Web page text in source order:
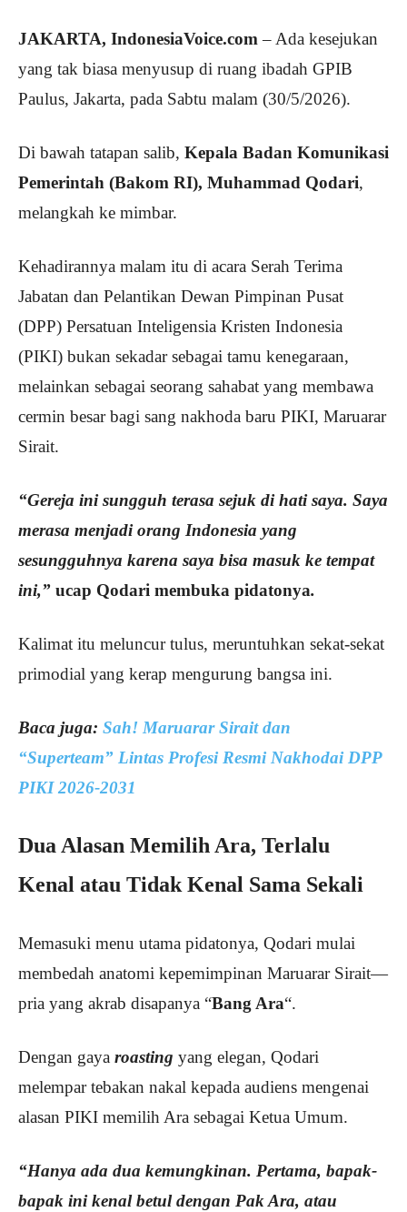
JAKARTA, IndonesiaVoice.com– Ada kesejukan
yang tak biasa menyusup di ruang ibadah GPIB
Paulus, Jakarta, pada Sabtu malam (30/5/2026).
Di bawah tatapan salib, Kepala Badan Komunikasi
Pemerintah (Bakom RI), Muhammad Qodari,
melangkah ke mimbar.
Kehadirannya malam itu di acara Serah Terima
Jabatan dan Pelantikan Dewan Pimpinan Pusat
(DPP) Persatuan Inteligensia Kristen Indonesia
(PIKI) bukan sekadar sebagai tamu kenegaraan,
melainkan sebagai seorang sahabat yang membawa
cermin besar bagi sang nakhoda baru PIKI, Maruarar
Sirait.
“Gereja ini sungguh terasa sejuk di hati saya. Saya
merasa menjadi orang Indonesia yang
sesungguhnya karena saya bisa masuk ke tempat
ini,” ucap Qodari membuka pidatonya.
Kalimat itu meluncur tulus, meruntuhkan sekat-sekat
primodial yang kerap mengurung bangsa ini.
Baca juga: Sah! Maruarar Sirait dan
“Superteam” Lintas Profesi Resmi Nakhodai DPP
PIKI 2026-2031
Dua Alasan Memilih Ara, Terlalu
Kenal atau Tidak Kenal Sama Sekali
Memasuki menu utama pidatonya, Qodari mulai
membedah anatomi kepemimpinan Maruarar Sirait—
pria yang akrab disapanya “Bang Ara“.
Dengan gaya roasting yang elegan, Qodari
melempar tebakan nakal kepada audiens mengenai
alasan PIKI memilih Ara sebagai Ketua Umum.
“Hanya ada dua kemungkinan. Pertama, bapak-
bapak ini kenal betul dengan Pak Ara, atau